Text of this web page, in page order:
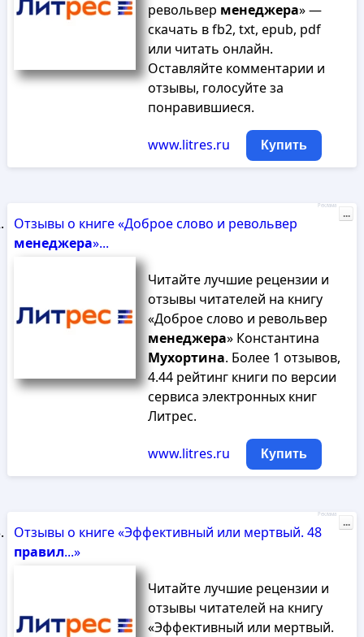
револьвер менеджера» —
скачать в fb2, txt, epub, pdf
или читать онлайн.
Оставляйте комментарии и
отзывы, голосуйте за
понравившиеся.
www.litres.ru Купить
Отзывы о книге «Доброе слово и револьвер
менеджера»...
Читайте лучшие рецензии и
отзывы читателей на книгу
«Доброе слово и револьвер
менеджера» Константина
Мухортина. Более 1 отзывов,
4.44 рейтинг книги по версии
сервиса электронных книг
Литрес.
www.litres.ru Купить
Реклама
...
Отзывы о книге «Эффективный или мертвый. 48
правил...»
Читайте лучшие рецензии и
отзывы читателей на книгу
«Эффективный или мертвый.
Реклама
...